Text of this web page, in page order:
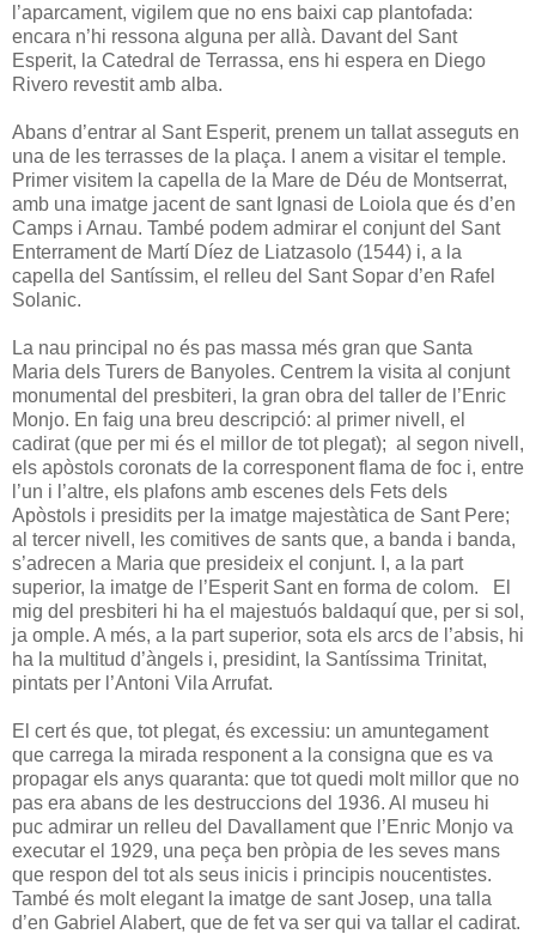
l’aparcament, vigilem que no ens baixi cap plantofada:
encara n’hi ressona alguna per allà. Davant del Sant
Esperit, la Catedral de Terrassa, ens hi espera en Diego
Rivero revestit amb alba.
Abans d’entrar al Sant Esperit, prenem un tallat asseguts en
una de les terrasses de la plaça. I anem a visitar el temple.
Primer visitem la capella de la Mare de Déu de Montserrat,
amb una imatge jacent de sant Ignasi de Loiola que és d’en
Camps i Arnau. També podem admirar el conjunt del Sant
Enterrament de Martí Díez de Liatzasolo (1544) i, a la
capella del Santíssim, el relleu del Sant Sopar d’en Rafel
Solanic.
La nau principal no és pas massa més gran que Santa
Maria dels Turers de Banyoles. Centrem la visita al conjunt
monumental del presbiteri, la gran obra del taller de l’Enric
Monjo. En faig una breu descripció: al primer nivell, el
cadirat (que per mi és el millor de tot plegat); al segon nivell,
els apòstols coronats de la corresponent flama de foc i, entre
l’un i l’altre, els plafons amb escenes dels Fets dels
Apòstols i presidits per la imatge majestàtica de Sant Pere;
al tercer nivell, les comitives de sants que, a banda i banda,
s’adrecen a Maria que presideix el conjunt. I, a la part
superior, la imatge de l’Esperit Sant en forma de colom. El
mig del presbiteri hi ha el majestuós baldaquí que, per si sol,
ja omple. A més, a la part superior, sota els arcs de l’absis, hi
ha la multitud d’àngels i, presidint, la Santíssima Trinitat,
pintats per l’Antoni Vila Arrufat.
El cert és que, tot plegat, és excessiu: un amuntegament
que carrega la mirada responent a la consigna que es va
propagar els anys quaranta: que tot quedi molt millor que no
pas era abans de les destruccions del 1936. Al museu hi
puc admirar un relleu del Davallament que l’Enric Monjo va
executar el 1929, una peça ben pròpia de les seves mans
que respon del tot als seus inicis i principis noucentistes.
També és molt elegant la imatge de sant Josep, una talla
d’en Gabriel Alabert, que de fet va ser qui va tallar el cadirat.